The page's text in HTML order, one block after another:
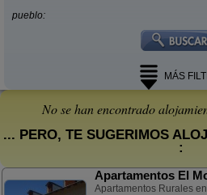
pueblo:
MÁS
No se han encontrado
... PERO, TE SUGERIMOS
:
Apartamentos El
Apartamentos Rurales en